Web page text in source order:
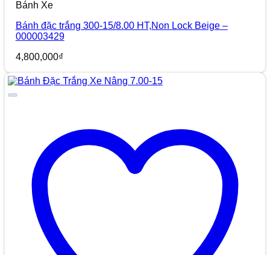
Bánh Xe
Bánh đặc trắng 300-15/8.00 HT,Non Lock Beige –
000003429
4,800,000₫